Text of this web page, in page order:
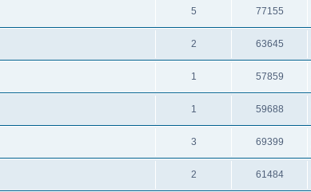
5 77155
2 63645
1 57859
1 59688
3 69399
2 61484